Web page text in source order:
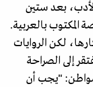
بعد ستين
المكتوب بالعربية.
لكن الروايات
إلى الصراحة
"يجب أن